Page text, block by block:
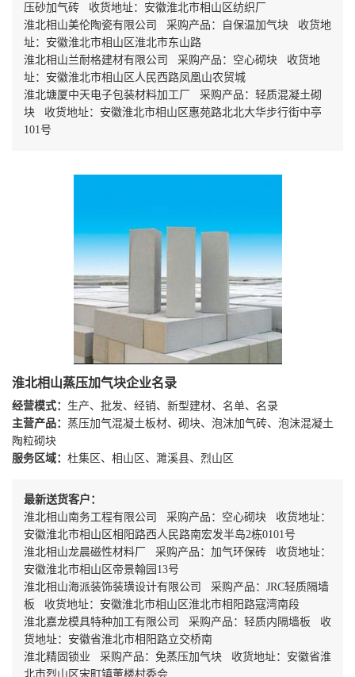
压砂加气砖 收货地址：安徽淮北市相山区纺织厂
淮北相山美伦陶瓷有限公司 采购产品：自保温加气块 收货地
址：安徽淮北市相山区淮北市东山路
淮北相山兰耐格建材有限公司 采购产品：空心砌块 收货地
址：安徽淮北市相山区人民西路凤凰山农贸城
淮北塘厦中天电子包装材料加工厂 采购产品：轻质混凝土砌
块 收货地址：安徽淮北市相山区惠苑路北北大华步行街中亭
101号
淮北相山蒸压加气块企业名录
经营模式： 生产、批发、经销、新型建材、名单、名录
主营产品： 蒸压加气混凝土板材、砌块、泡沫加气砖、泡沫混凝土
陶粒砌块
服务区域： 杜集区、相山区、濉溪县、烈山区
最新送货客户：
淮北相山南务工程有限公司 采购产品：空心砌块 收货地址：
安徽淮北市相山区相阳路西人民路南宏发半岛2栋0101号
淮北相山龙晨磁性材料厂 采购产品：加气环保砖 收货地址：
安徽淮北市相山区帝景翰园13号
淮北相山海派装饰装璜设计有限公司 采购产品：JRC轻质隔墙
板 收货地址：安徽淮北市相山区淮北市相阳路寇湾南段
淮北嘉龙模具特种加工有限公司 采购产品：轻质内隔墙板 收
货地址：安徽省淮北市相阳路立交桥南
淮北精固锁业 采购产品：免蒸压加气块 收货地址：安徽省淮
北市烈山区宋町镇董楼村委会